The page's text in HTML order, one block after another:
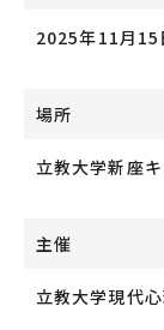
2025年11月
場所
立教大学新座
主催
立教大学現代